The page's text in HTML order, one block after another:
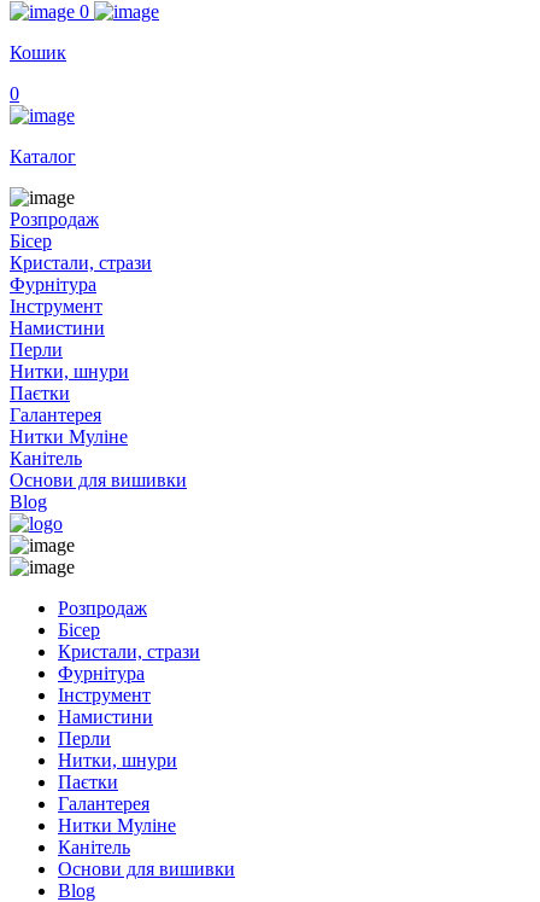
0
Кошик
0
Каталог
Розпродаж
Бісер
Кристали, стрази
Фурнітура
Інструмент
Намистини
Перли
Нитки, шнури
Паєтки
Галантерея
Нитки Муліне
Канітель
Основи для вишивки
Blog
Розпродаж
Бісер
Кристали, стрази
Фурнітура
Інструмент
Намистини
Перли
Нитки, шнури
Паєтки
Галантерея
Нитки Муліне
Канітель
Основи для вишивки
Blog